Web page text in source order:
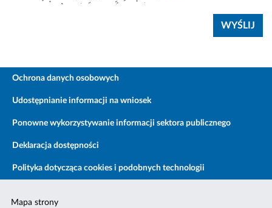
Ochrona danych osobowych
Udostępnianie informacji na wniosek
Ponowne wykorzystywanie informacji sektora publicznego
Deklaracja dostępności
Polityka dotycząca cookies i podobnych technologii
Mapa strony